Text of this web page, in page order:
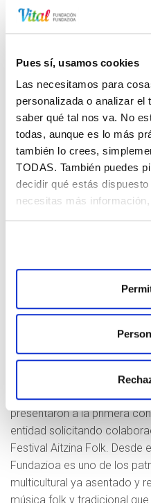
Pues sí, usamos cookies
Las necesitamos para
personalizada o analizar el
saber qué tal nos va. No
todas, aunque es lo más
también lo crees,
TODAS. También puedes
decidir qué estás
necesitas más
el habla, estancamiento en
y patologías del aparato
complicaciones como la
(sarcomas, linfomas,
pacientes desarrolla cáncer
La asociación busca
acciones solidarias para
investigación básica y
científico. Mediante la
sensibilización de la
Desde el año 2013
folk con el doble objetivo
danza y talleres, y apoyar la
telangiectasia.
Colaboración de
Fundazioa
Fundación Vital Fundazioa
asociación AEFAT desde el
presentaron a la primera
entidad solicitando
Festival Aitzina Folk. Desde
Fundazioa es uno de los
multicultural ya asentado y
música folk y tradicional